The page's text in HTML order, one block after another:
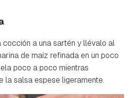
a una sartén y llévalo al
de maíz refinada en un poco
poco a poco mientras
la salsa espese ligeramente.